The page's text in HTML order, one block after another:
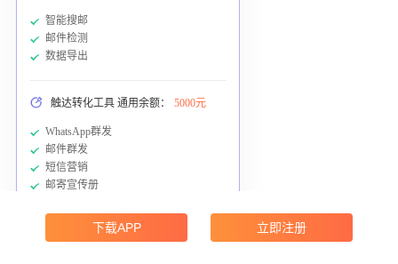
智能搜邮
邮件检测
数据导出
触达转化工具 通用余额： 5000元
WhatsApp群发
邮件群发
短信营销
邮寄宣传册
客户成功服务下载APP 立即注册